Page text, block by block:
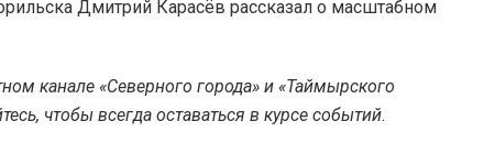
Дмитрий Карасёв рассказал о масштабном
канале «Северного города» и «Таймырского
чтобы всегда оставаться в курсе событий.